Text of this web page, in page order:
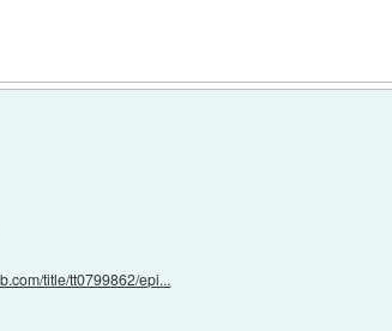
title/tt0799862/epi...